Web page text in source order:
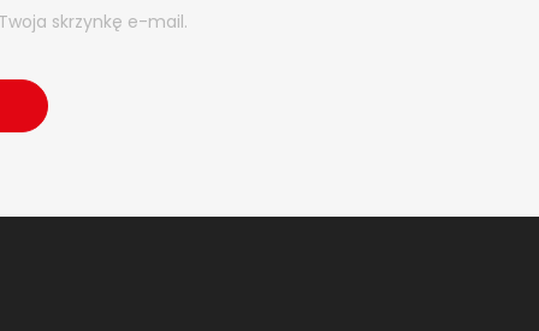
skrzynkę e-mail.